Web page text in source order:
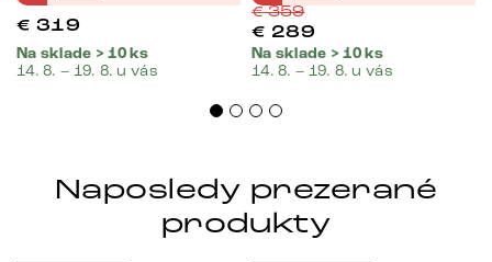
€ 319
Na sklade > 10 ks
14. 8. – 19. 8. u vás
€359
€ 289
Na sklade > 10 ks
14. 8. – 19. 8. u vás
Naposledy prezerané
produkty